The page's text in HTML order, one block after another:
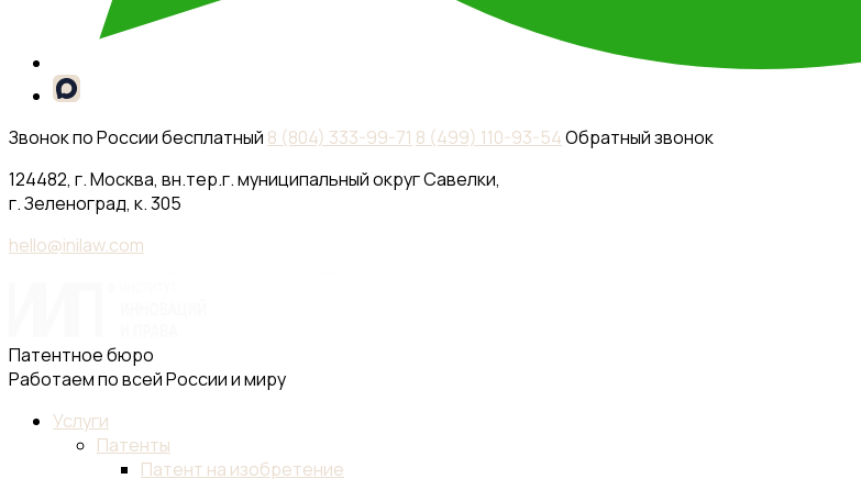
Звонок по России бесплатный 8 (804) 333-99-71 8 (499) 110-93-54Обратный звонок
124482, г. Москва, вн.тер.г. муниципальный округ Савелки,
г. Зеленоград, к. 305
hello@inilaw.com
Патентное бюро
Работаем по всей России и миру
Услуги
Патенты
Патент на изобретение